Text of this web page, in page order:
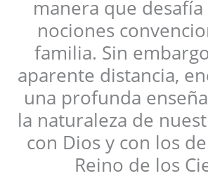
manera que
nociones
familia. Sin
aparente distancia,
una profunda
la naturaleza de
con Dios y con los
Reino de los